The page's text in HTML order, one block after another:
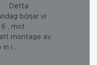
Detta
börjar vi
6 , mot
montage av
in i…